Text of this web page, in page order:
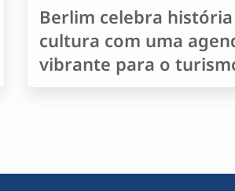
Berlim celebra
cultura com uma
vibrante para o